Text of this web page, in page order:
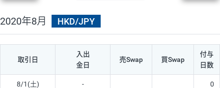
2020年8月 HKD/JPY
取引日
入出
金日
売Swap 買Swap
付与
日数
8/1(土) - 0